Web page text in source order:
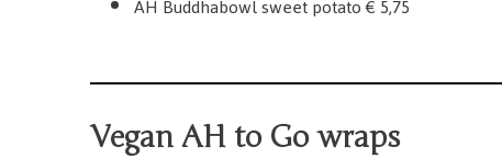
AH Buddhabowl sweet potato € 5,75
Vegan AH to Go wraps